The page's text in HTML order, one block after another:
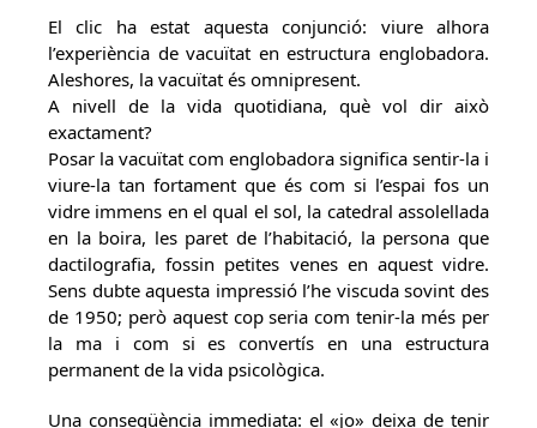
El clic ha estat aquesta conjunció: viure alhora
l’experiència de vacuïtat en estructura englobadora.
Aleshores, la vacuïtat és omnipresent.
A nivell de la vida quotidiana, què vol dir això
exactament?
Posar la vacuïtat com englobadora significa sentir-la i
viure-la tan fortament que és com si l’espai fos un
vidre immens en el qual el sol, la catedral assolellada
en la boira, les paret de l’habitació, la persona que
dactilografia, fossin petites venes en aquest vidre.
Sens dubte aquesta impressió l’he viscuda sovint des
de 1950; però aquest cop seria com tenir-la més per
la ma i com si es convertís en una estructura
permanent de la vida psicològica.
Una conseqüència immediata: el «jo» deixa de tenir